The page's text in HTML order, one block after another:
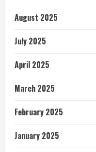
August 2025
July 2025
April 2025
March 2025
February 2025
January 2025